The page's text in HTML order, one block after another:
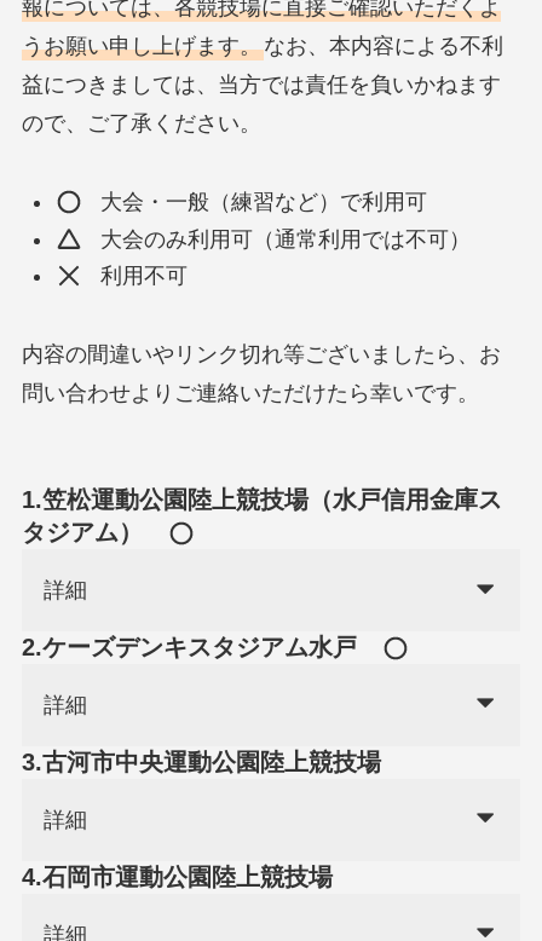
報については、各競技場に直接ご確認いただくよ
うお願い申し上げます。なお、本内容による不利
益につきましては、当方では責任を負いかねます
ので、ご了承ください。
大会・一般（練習など）で利用可
大会のみ利用可（通常利用では不可）
利用不可
内容の間違いやリンク切れ等ございましたら、お
問い合わせよりご連絡いただけたら幸いです。
1.笠松運動公園陸上競技場（水戸信用金庫ス
タジアム）
詳細
2.ケーズデンキスタジアム水戸
詳細
3.古河市中央運動公園陸上競技場
詳細
4.石岡市運動公園陸上競技場
詳細